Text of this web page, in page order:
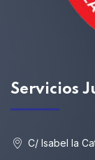
Servicios
C/ Isabel la